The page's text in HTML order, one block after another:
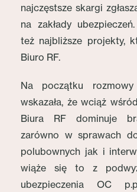
najczęstsze skargi
na zakłady
też najbliższe projekty,
Biuro RF.
Na początku
wskazała, że wciąż
Biura RF dominuje
zarówno w sprawach
polubownych jak i
wiąże się to z
ubezpieczenia OC